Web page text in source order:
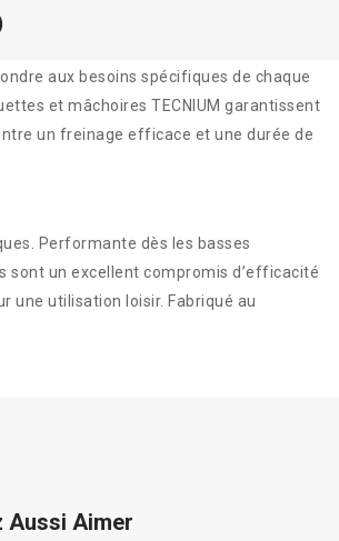
aux besoins spécifiques de chaque
et mâchoires TECNIUM garantissent
un freinage efficace et une durée de
Performante dès les basses
sont un excellent compromis d’efficacité
une utilisation loisir. Fabriqué au
Aussi Aimer